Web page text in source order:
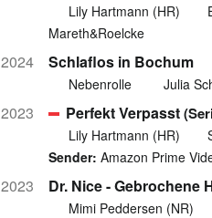
Lily Hartmann (HR)
Mareth&Roelcke
2024 Schlaflos in Bochum
Nebenrolle Julia
2023 Perfekt Verpasst
Lily Hartmann (HR)
Sender: Amazon Prime
2023 Dr. Nice - Gebrochene
Mimi Peddersen (NR)